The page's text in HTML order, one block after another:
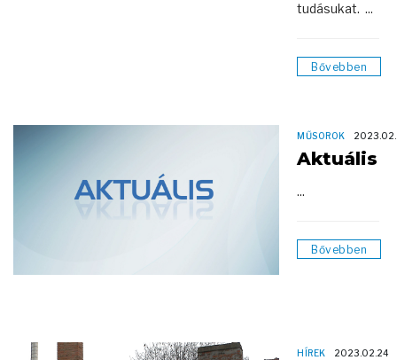
tudásukat. ...
Bővebben
MŰSOROK
Aktuális
...
Bővebben
HÍREK 2023.02.24